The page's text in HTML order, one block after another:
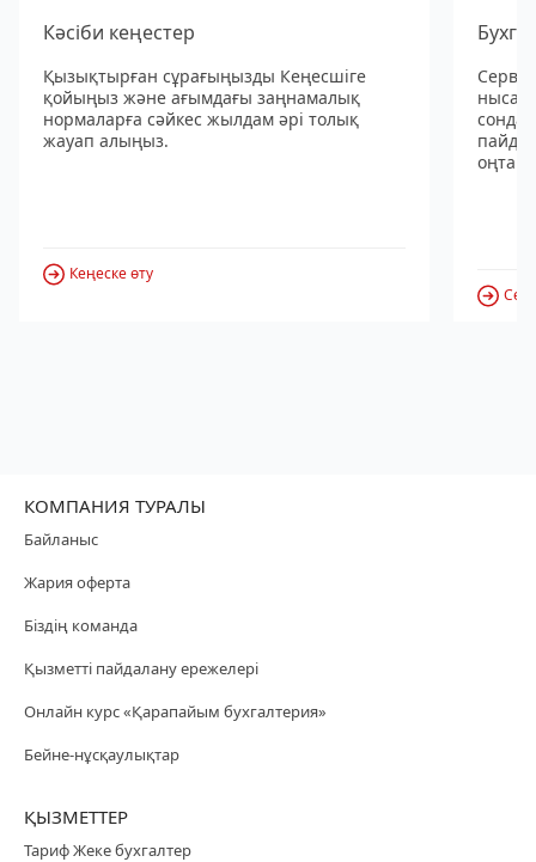
Кәсіби кеңестер
Қызықтырған сұрағыңызды Кеңесшіге
қойыңыз және ағымдағы заңнамалық
нормаларға сәйкес жылдам әрі толық
жауап алыңыз.
Кеңеске өту
КОМПАНИЯ ТУРАЛЫ
Байланыс
Жария оферта
Біздің команда
Қызметті пайдалану ережелері
Онлайн курс «Қарапайым бухгалтерия»
Бейне-нұсқаулықтар
ҚЫЗМЕТТЕР
Тариф Жеке бухгалтер